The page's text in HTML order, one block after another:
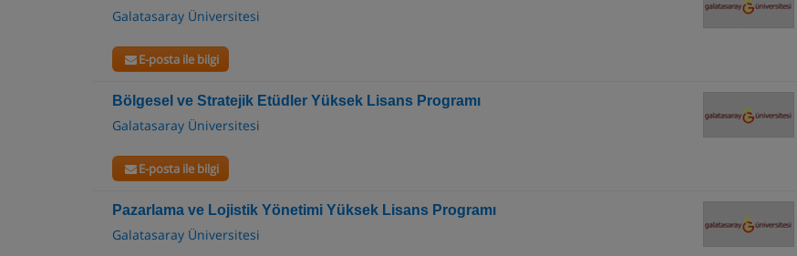
Galatasaray Üniversitesi
E-posta ile bilgi
Bölgesel ve Stratejik Etüdler Yüksek Lisans Programı
Galatasaray Üniversitesi
E-posta ile bilgi
Pazarlama ve Lojistik Yönetimi Yüksek Lisans Programı
Galatasaray Üniversitesi